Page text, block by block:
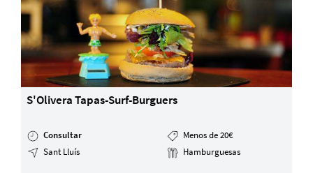
S'Olivera Tapas-Surf-Burguers
Consultar
Menos de 20€
Sant Lluís
Hamburguesas